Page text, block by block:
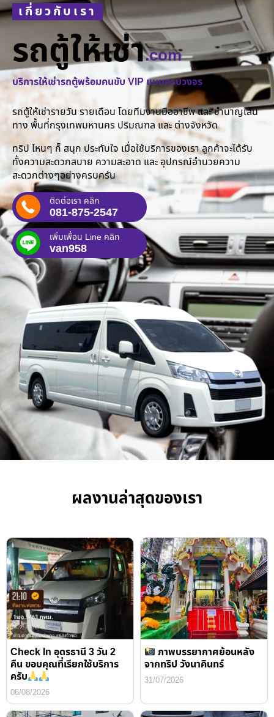
เกี่ยวกับเรา
รถตู้ให้เช่า.com
บริการให้เช่ารถตู้พร้อมคนขับ VIP แบบครบวงจร
รถตู้ให้เช่ารายวัน รายเดือน โดยทีมงานมืออาชีพ และ ชำนาญเส้น
ทาง พื้นที่กรุงเทพมหานคร ปริมณฑล และ ต่างจังหวัด
ทริป ไหนๆ ก็ สนุก ประทับใจ เมื่อใช้บริการของเรา ลูกค้าจะได้รับ
ทั้งความสะดวกสบาย ความสะอาด และ อุปกรณ์อำนวยความ
สะดวกต่างๆอย่างครบครัน
ติดต่อเรา คลิก
081-875-2547
เพิ่มเพื่อน Line คลิก
van958
ผลงานล่าสุดของเรา
Check In อุดรธานี 3 วัน 2
คืน ขอบคุณที่เรียกใช้บริการ
ครับ
06/08/2026
ภาพบรรยากาศย้อนหลัง
จากทริป วังนาคินทร์
31/07/2026